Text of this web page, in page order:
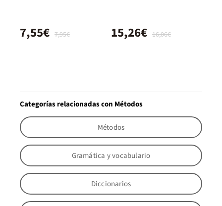
7,95€
7,55€ 16,06€
15,26€
Categorías relacionadas con Métodos
Métodos
Gramática y vocabulario
Diccionarios